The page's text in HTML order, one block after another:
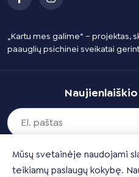
„Kartu mes galime“ – projektas,
paauglių psichinei sveikatai
Mūsų svetainėje naudojami
teikiamų paslaugų kokybę.